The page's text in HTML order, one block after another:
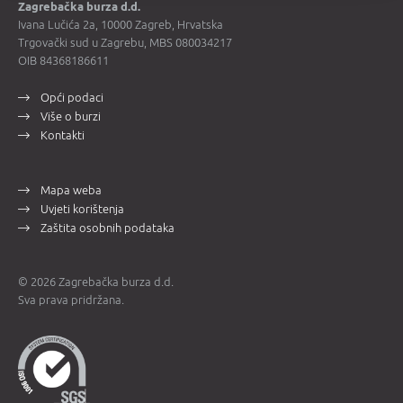
Zagrebačka burza d.d.
Ivana Lučića 2a, 10000 Zagreb, Hrvatska
Trgovački sud u Zagrebu, MBS 080034217
OIB 84368186611
Opći podaci
Više o burzi
Kontakti
Mapa weba
Uvjeti korištenja
Zaštita osobnih podataka
© 2026 Zagrebačka burza d.d.
Sva prava pridržana.